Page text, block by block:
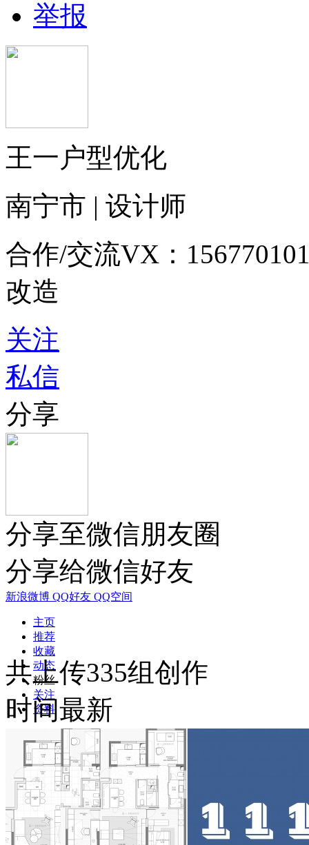
举报
王一户型优化
南宁市 | 设计师
合作/交流VX：
改造
关注
私信
分享
分享至微信朋友圈
分享给微信好友
新浪微博 QQ好友 QQ空间
主页
推荐
收藏
动态
粉丝
关注
资料
共上传335组创作
时间最新